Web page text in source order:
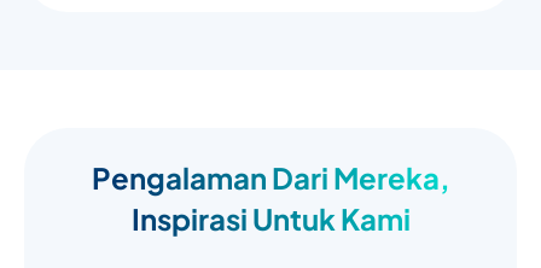
Pengalaman Dari Mereka,
Inspirasi Untuk Kami